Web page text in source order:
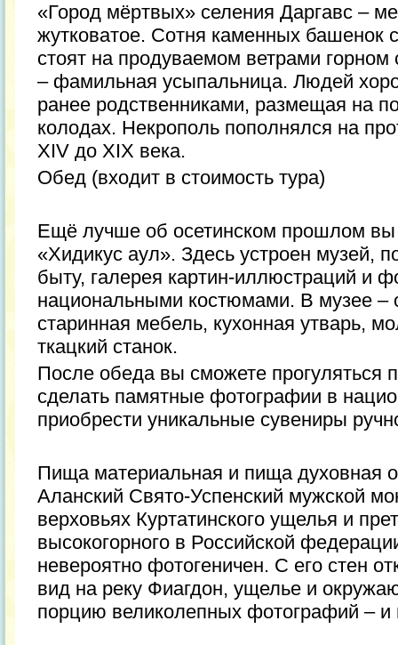
«Город мёртвых» селения Даргавс –
жутковатое. Сотня каменных башенок
стоят на продуваемом ветрами
– фамильная усыпальница. Людей
ранее родственниками, размещая на
колодах. Некрополь пополнялся на
XIV до XIX века.
Обед (входит в стоимость тура)
Ещё лучше об осетинском прошлом вы
«Хидикус аул». Здесь устроен музей,
быту, галерея картин-иллюстраций и
национальными костюмами. В музее –
старинная мебель, кухонная утварь,
ткацкий станок.
После обеда вы сможете прогуляться
сделать памятные фотографии в
приобрести уникальные сувениры
Пища материальная и пища духовная
Аланский Свято-Успенский мужской
верховьях Куртатинского ущелья и
высокогорного в Российской
невероятно фотогеничен. С его стен
вид на реку Фиагдон, ущелье и
порцию великолепных фотографий – и